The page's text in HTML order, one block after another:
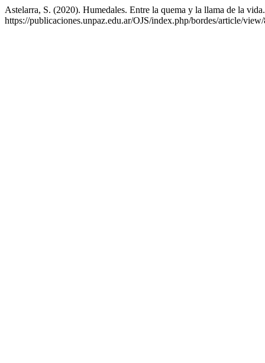
Astelarra, S. (2020). Humedales. Entre la quema y la llama de la
https://publicaciones.unpaz.edu.ar/OJS/index.php/bordes/article/